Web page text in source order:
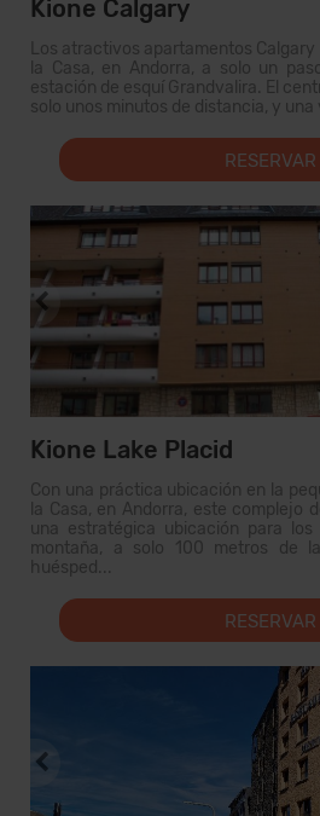
Kione Calgary
Los atractivos apartamentos
la Casa, en Andorra, a solo un
estación de esquí Grandvalira. El
solo unos minutos de distancia, y
RESERVAR
Kione Lake Placid
Con una práctica ubicación en la
la Casa, en Andorra, este complejo
una estratégica ubicación para
montaña, a solo 100 metros de
huésped...
RESERVAR